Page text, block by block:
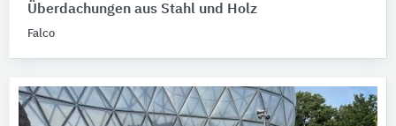
Überdachungen aus Stahl und Holz
Falco